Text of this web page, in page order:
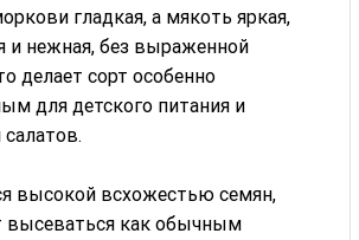
гладкая, а мякоть яркая,
и нежная, без выраженной
делает сорт особенно
для детского питания и
высокой всхожестью семян,
высеваться как обычным